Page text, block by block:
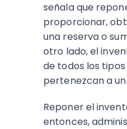
señala que
proporcionar,
una reserva o
otro lado, el
de todos los
pertenezcan a
Reponer el
entonces,